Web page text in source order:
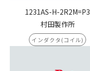
1231AS-H-2R2M=P3
村田製作所
インダクタ(コイル)